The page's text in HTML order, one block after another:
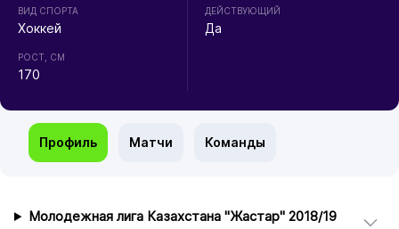
ВИД СПОРТА
Хоккей
РОСТ, СМ
170
ДЕЙСТВУЮЩИЙ
Да
Профиль Матчи Команды
Молодежная лига Казахстана "Жастар" 2018/19